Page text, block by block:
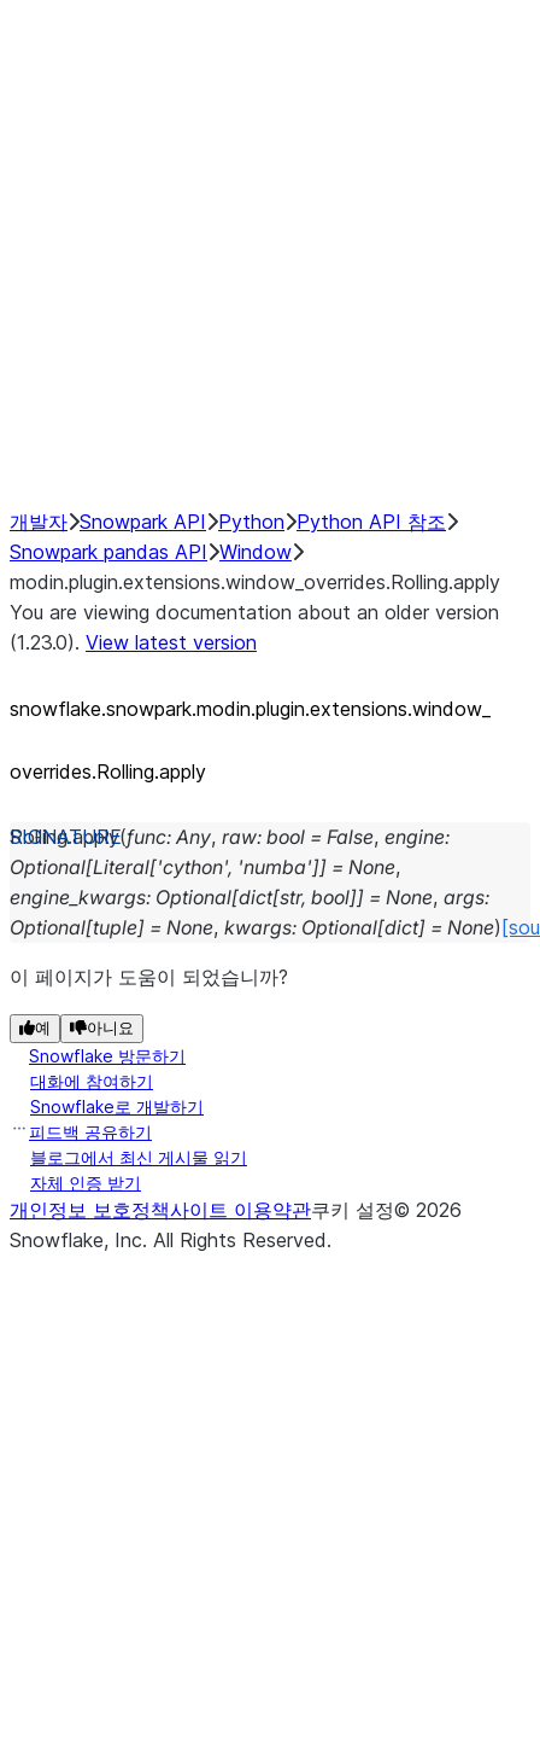
개발자 Snowpark API Python Python API 참조
Snowpark pandas API Window
modin.plugin.extensions.window_overrides.Rolling.apply
You are viewing documentation about an older version
(1.23.0). View latest version
snowflake.snowpark.modin.plugin.extensions.window_
overrides.Rolling.apply
Rolling.apply(func: Any, raw: bool = False, engine:
Optional[Literal['cython', 'numba']] = None,
engine_kwargs: Optional[dict[str, bool]] = None, args:
Optional[tuple] = None, kwargs: Optional[dict] = None)
이 페이지가 도움이 되었습니까?
예 아니요
Snowflake 방문하기
대화에 참여하기
Snowflake로 개발하기
피드백 공유하기
블로그에서 최신 게시물 읽기
자체 인증 받기
개인정보 보호정책사이트 이용약관쿠키 설정© 2026
Snowflake, Inc. All Rights Reserved.